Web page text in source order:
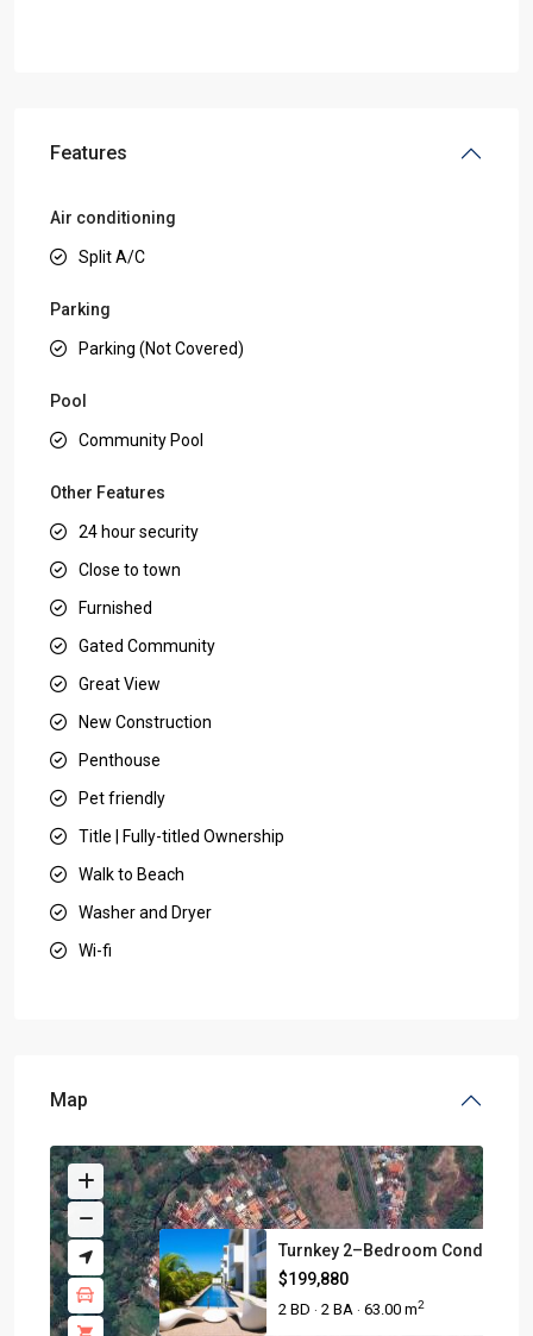
Features
Air conditioning
Split A/C
Parking
Parking (Not Covered)
Pool
Community Pool
Other Features
24 hour security
Close to town
Furnished
Gated Community
Great View
New Construction
Penthouse
Pet friendly
Title | Fully-titled Ownership
Walk to Beach
Washer and Dryer
Wi-fi
Map
Turnkey 2–Bedroom Condo in
$199,880
2 BD · 2 BA · 63.00 m2